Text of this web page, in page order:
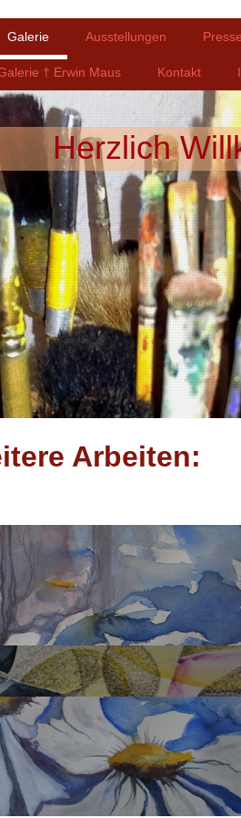
Galerie Ausstellungen
† Erwin Maus Kontakt
Herzlich
Arbeiten: